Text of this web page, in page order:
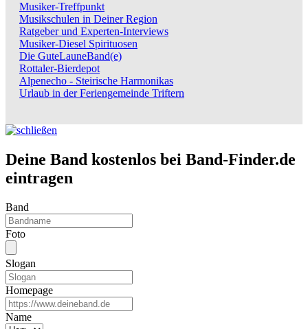
Musiker-Treffpunkt
Musikschulen in Deiner Region
Ratgeber und Experten-Interviews
Musiker-Diesel Spirituosen
Die GuteLauneBand(e)
Rottaler-Bierdepot
Alpenecho - Steirische Harmonikas
Urlaub in der Feriengemeinde Triftern
Deine Band kostenlos bei Band-Finder.de
eintragen
Band
Foto
Slogan
Homepage
Name